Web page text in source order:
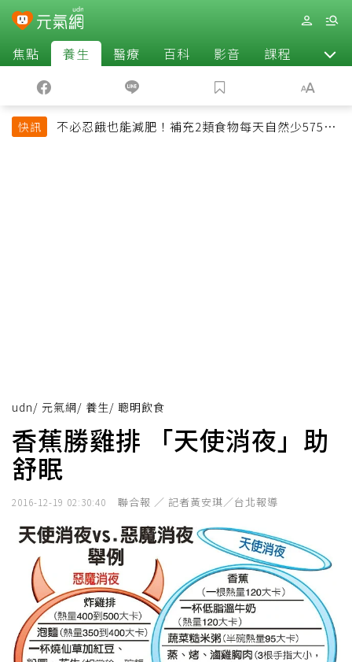
焦點 養生 醫療 百科 影音 課程 退休
快訊
不必忍餓也能減肥！補充2類食物每天自然少575大
udn/ 元氣網/ 養生/ 聰明飲食
香蕉勝雞排 「天使消夜」助
舒眠
2016-12-19 02:30:40 聯合報 ／ 記者黃安琪／台北報導